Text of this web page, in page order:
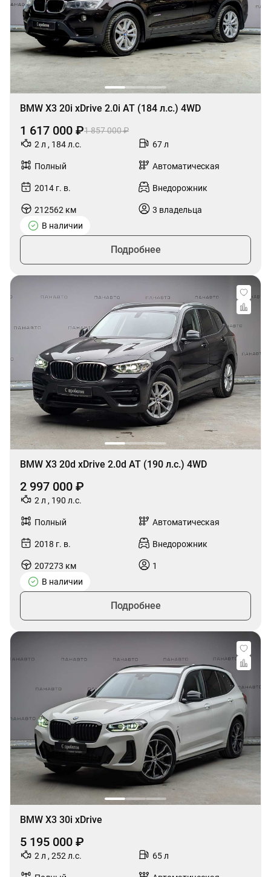
BMW X3 20i xDrive 2.0i AT (184 л.с.) 4WD
1 617 000 ₽1 857 000 ₽
2 л , 184 л.с.
67 л
Полный Автоматическая
2014 г. в. Внедорожник
212562 км
3 владельца
В наличии
Подробнее
BMW X3 20d xDrive 2.0d AT (190 л.с.) 4WD
2 997 000 ₽
2 л , 190 л.с.
Полный Автоматическая
2018 г. в. Внедорожник
207273 км
1
В наличии
Подробнее
BMW X3 30i xDrive
5 195 000 ₽
2 л , 252 л.с. 65 л